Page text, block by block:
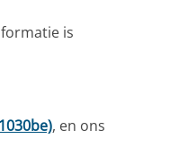
is
, en ons